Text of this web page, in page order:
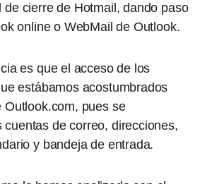
de cierre de Hotmail, dando paso
online o WebMail de Outlook.
es que el acceso de los
estábamos acostumbrados
Outlook.com, pues se
cuentas de correo, direcciones,
y bandeja de entrada.